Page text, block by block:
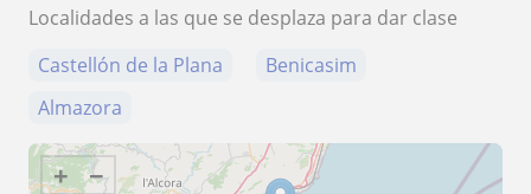
Localidades a las que se desplaza para dar clase
Castellón de la Plana
Benicasim
Almazora
+ −